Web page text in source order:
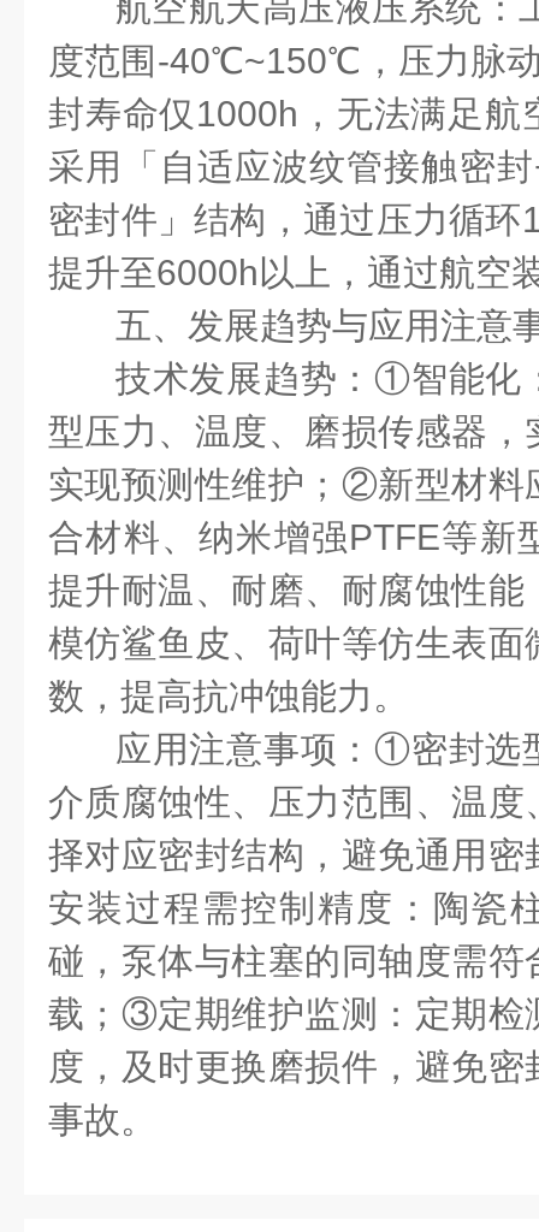
度范围-40℃~150℃，压力脉
封寿命仅1000h，无法满足航
采用「自适应波纹管接触密
密封件」结构，通过压力循环
提升至6000h以上，通过航空
五、发展趋势与应用注意
技术发展趋势：①智能化
型压力、温度、磨损传感器
实现预测性维护；②新型材料
合材料、纳米增强PTFE等新
提升耐温、耐磨、耐腐蚀性
模仿鲨鱼皮、荷叶等仿生表
数，提高抗冲蚀能力。
应用注意事项：①密封选
介质腐蚀性、压力范围、温
择对应密封结构，避免通用
安装过程需控制精度：陶瓷
碰，泵体与柱塞的同轴度需
载；③定期维护监测：定期检
度，及时更换磨损件，避免
事故。